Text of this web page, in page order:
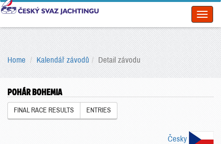
Home Kalendář závodů Detail závodu
POHÁR BOHEMIA
FINAL RACE RESULTS ENTRIES
Česky